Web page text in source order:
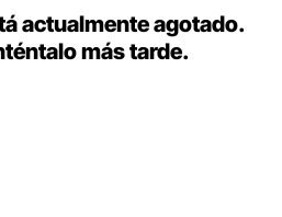
actualmente agotado.
más tarde.